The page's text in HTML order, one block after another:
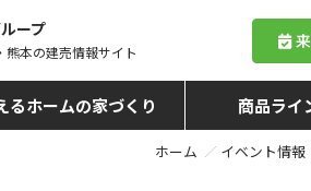
ープ
熊本の建売情報サイト
るホームの家づくり 商品ライ
ホーム イベント情報